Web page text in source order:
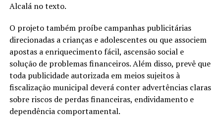
Alcalá no texto.
O projeto também proíbe campanhas publicitárias
direcionadas a crianças e adolescentes ou que associem
apostas a enriquecimento fácil, ascensão social e
solução de problemas financeiros. Além disso, prevê que
toda publicidade autorizada em meios sujeitos à
fiscalização municipal deverá conter advertências claras
sobre riscos de perdas financeiras, endividamento e
dependência comportamental.